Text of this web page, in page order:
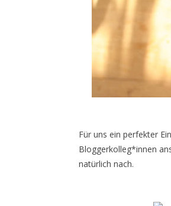
Für uns ein perfekter
Bloggerkolleg*innen
natürlich nach.